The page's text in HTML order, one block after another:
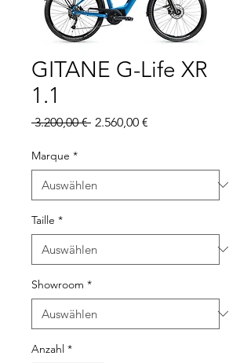
GITANE G-Life XR
1.1
3.200,00 € Standardpreis
2.560,00 €
Marque *
Taille *
Showroom *
Anzahl *